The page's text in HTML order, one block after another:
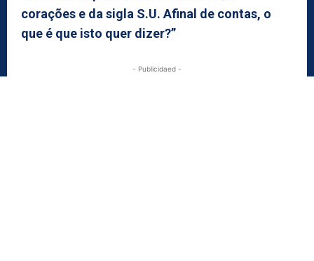
corações e da sigla S.U. Afinal de contas, o
que é que isto quer dizer?”
- Publicidaed -